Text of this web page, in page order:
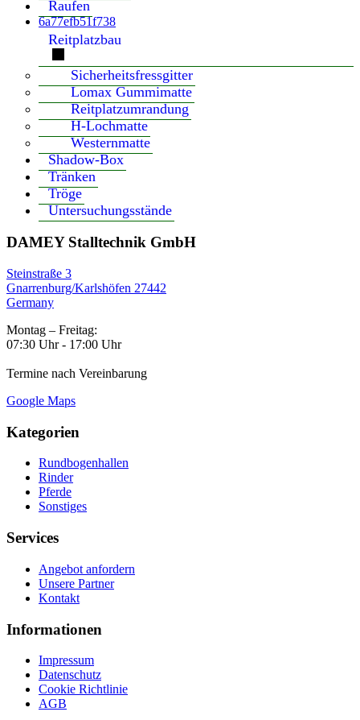
Raufen
6a77efb51f738
Reitplatzbau
Sicherheitsfressgitter
Lomax Gummimatte
Reitplatzumrandung
H-Lochmatte
Westernmatte
Shadow-Box
Tränken
Tröge
Untersuchungsstände
DAMEY Stalltechnik GmbH
Steinstraße 3
Gnarrenburg/Karlshöfen 27442
Germany
Montag – Freitag:
07:30 Uhr - 17:00 Uhr
Termine nach Vereinbarung
Google Maps
Kategorien
Rundbogenhallen
Rinder
Pferde
Sonstiges
Services
Angebot anfordern
Unsere Partner
Kontakt
Informationen
Impressum
Datenschutz
Cookie Richtlinie
AGB